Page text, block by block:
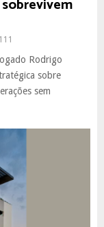
111
Rodrigo
sobre
sem